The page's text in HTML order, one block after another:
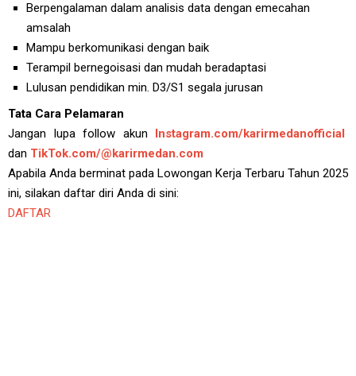
Berpengalaman dalam analisis data dengan emecahan
amsalah
Mampu berkomunikasi dengan baik
Terampil bernegoisasi dan mudah beradaptasi
Lulusan pendidikan min. D3/S1 segala jurusan
Tata Cara Pelamaran
Jangan lupa follow akun Instagram.com/karirmedanofficial
dan TikTok.com/@karirmedan.com
Apabila Anda berminat pada Lowongan Kerja Terbaru Tahun 2025
ini, silakan daftar diri Anda di sini:
DAFTAR